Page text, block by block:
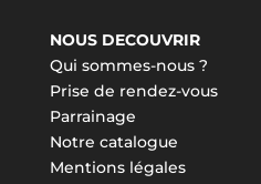
NOUS DECOUVRIR
Qui sommes-nous ?
Prise de rendez-vous
Parrainage
Notre catalogue
Mentions légales